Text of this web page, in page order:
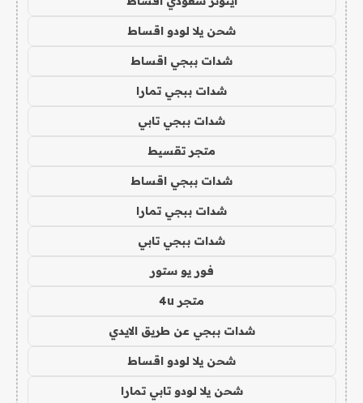
شحن يلا لودو اقساط
شدات ببجي اقساط
شدات ببجي تمارا
شدات ببجي تابي
متجر تقسيط
شدات ببجي اقساط
شدات ببجي تمارا
شدات ببجي تابي
فور يو ستور
متجر 4u
شدات ببجي عن طريق الايدي
شحن يلا لودو اقساط
شحن يلا لودو تابي تمارا